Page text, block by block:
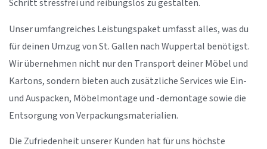
Schritt stressfrei und reibungslos zu gestalten.
Unser umfangreiches Leistungspaket umfasst alles, was du
für deinen Umzug von St. Gallen nach Wuppertal benötigst.
Wir übernehmen nicht nur den Transport deiner Möbel und
Kartons, sondern bieten auch zusätzliche Services wie Ein-
und Auspacken, Möbelmontage und -demontage sowie die
Entsorgung von Verpackungsmaterialien.
Die Zufriedenheit unserer Kunden hat für uns höchste